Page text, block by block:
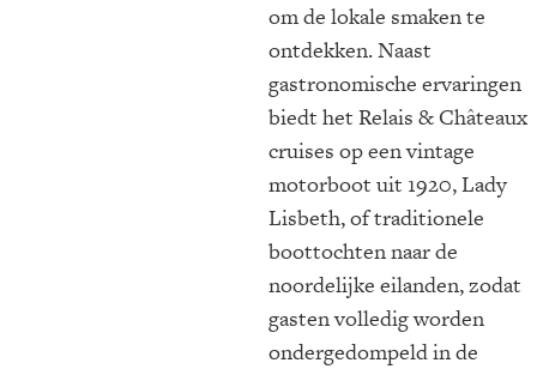
om de lokale smaken te
ontdekken. Naast
gastronomische ervaringen
biedt het Relais & Châteaux
cruises op een vintage
motorboot uit 1920, Lady
Lisbeth, of traditionele
boottochten naar de
noordelijke eilanden, zodat
gasten volledig worden
ondergedompeld in de